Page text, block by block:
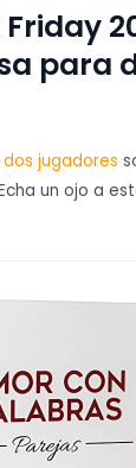
para
jugadores
un ojo a